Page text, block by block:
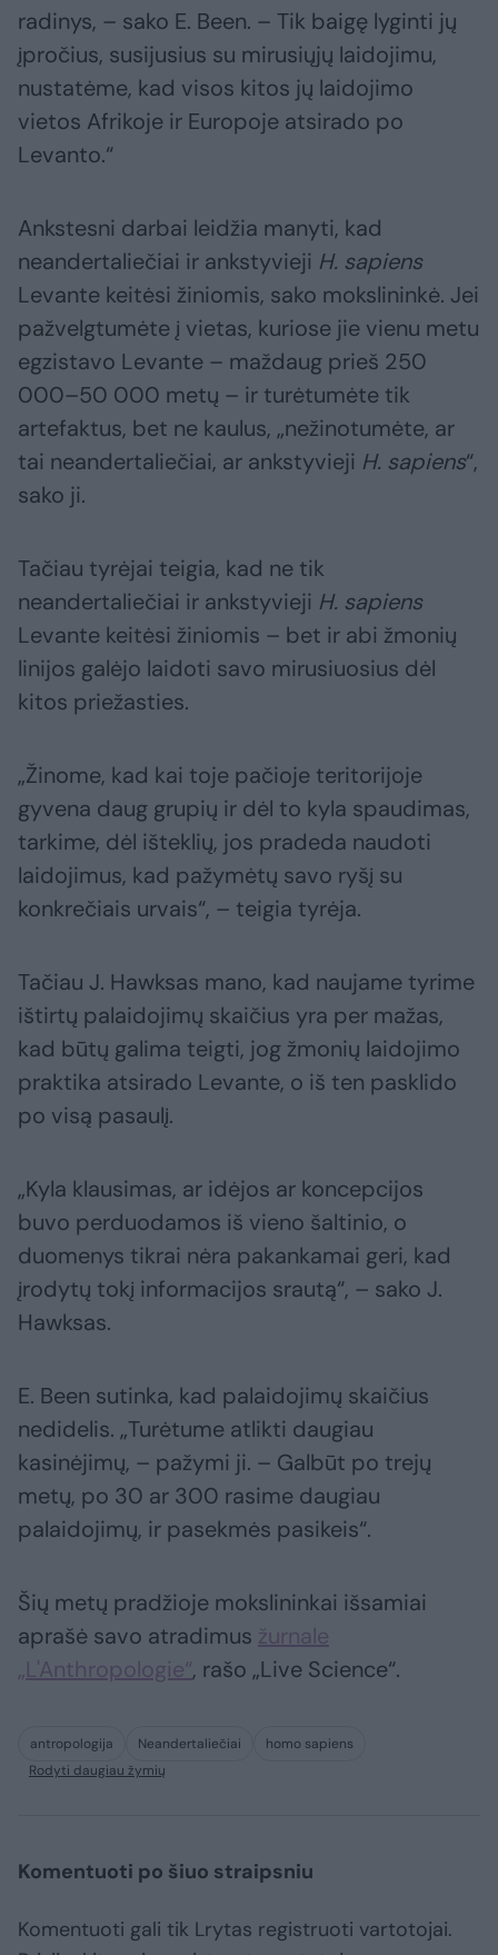
radinys, – sako E. Been. – Tik baigę lyginti jų
įpročius, susijusius su mirusiųjų laidojimu,
nustatėme, kad visos kitos jų laidojimo
vietos Afrikoje ir Europoje atsirado po
Levanto.“
Ankstesni darbai leidžia manyti, kad
neandertaliečiai ir ankstyvieji H. sapiens
Levante keitėsi žiniomis, sako mokslininkė. Jei
pažvelgtumėte į vietas, kuriose jie vienu metu
egzistavo Levante – maždaug prieš 250
000–50 000 metų – ir turėtumėte tik
artefaktus, bet ne kaulus, „nežinotumėte, ar
tai neandertaliečiai, ar ankstyvieji H. sapiens“,
sako ji.
Tačiau tyrėjai teigia, kad ne tik
neandertaliečiai ir ankstyvieji H. sapiens
Levante keitėsi žiniomis – bet ir abi žmonių
linijos galėjo laidoti savo mirusiuosius dėl
kitos priežasties.
„Žinome, kad kai toje pačioje teritorijoje
gyvena daug grupių ir dėl to kyla spaudimas,
tarkime, dėl išteklių, jos pradeda naudoti
laidojimus, kad pažymėtų savo ryšį su
konkrečiais urvais“, – teigia tyrėja.
Tačiau J. Hawksas mano, kad naujame tyrime
ištirtų palaidojimų skaičius yra per mažas,
kad būtų galima teigti, jog žmonių laidojimo
praktika atsirado Levante, o iš ten pasklido
po visą pasaulį.
„Kyla klausimas, ar idėjos ar koncepcijos
buvo perduodamos iš vieno šaltinio, o
duomenys tikrai nėra pakankamai geri, kad
įrodytų tokį informacijos srautą“, – sako J.
Hawksas.
E. Been sutinka, kad palaidojimų skaičius
nedidelis. „Turėtume atlikti daugiau
kasinėjimų, – pažymi ji. – Galbūt po trejų
metų, po 30 ar 300 rasime daugiau
palaidojimų, ir pasekmės pasikeis“.
Šių metų pradžioje mokslininkai išsamiai
aprašė savo atradimus žurnale
„L'Anthropologie“, rašo „Live Science“.
antropologija Neandertaliečiai
homo sapiens
Rodyti daugiau žymių
Komentuoti po šiuo straipsniu
Komentuoti gali tik Lrytas registruoti vartotojai.